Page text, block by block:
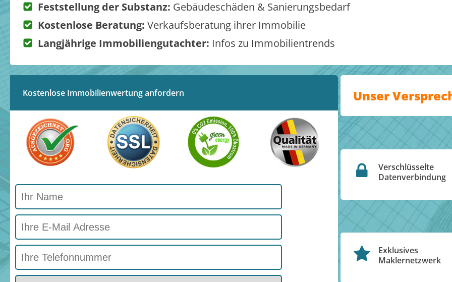
Feststellung der Substanz: Gebäudeschäden & Sanierungsbedarf
Kostenlose Beratung: Verkaufsberatung ihrer Immobilie
Langjährige Immobiliengutachter: Infos zu Immobilientrends
Kostenlose Immobilienwertung anfordern Unser
Verschlüsselte
Datenverbindung
Exklusives
Maklernetzwerk